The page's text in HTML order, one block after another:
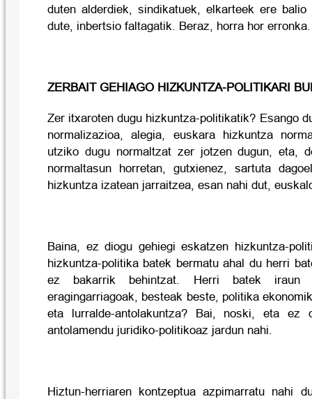
duten alderdiek, sindikatuek, elkarteek ere
dute, inbertsio faltagatik. Beraz, horra hor erronka.
ZERBAIT GEHIAGO HIZKUNTZA-POLITIKARI
Zer itxaroten dugu hizkuntza-politikatik? Esango
normalizazioa, alegia, euskara hizkuntza
utziko dugu normaltzat zer jotzen dugun, eta,
normaltasun horretan, gutxienez, sartuta
hizkuntza izatean jarraitzea, esan nahi dut,
Baina, ez diogu gehiegi eskatzen hizkuntza-
hizkuntza-politika batek bermatu ahal du herri
ez bakarrik behintzat. Herri batek
eragingarriagoak, besteak beste, politika
eta lurralde-antolakuntza? Bai, noski, eta ez
antolamendu juridiko-politikoaz jardun nahi.
Hiztun-herriaren kontzeptua azpimarratu nahi